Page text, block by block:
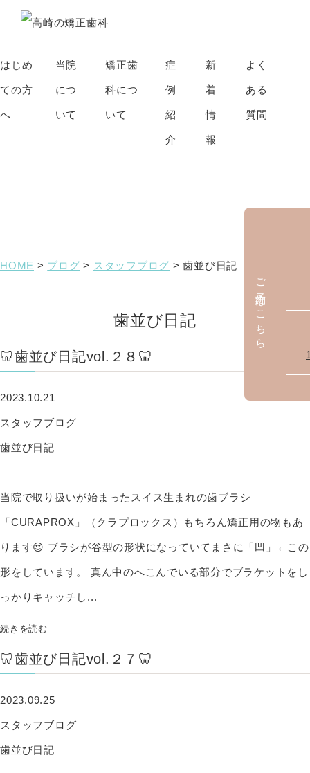
はじめ
ての方
へ
当院
につ
いて
矯正歯
科につ
いて
症
例
紹
介
新
着
情
報
よく
ある
質問
HOME > ブログ > スタッフブログ >歯並び日記
歯並び日記
🦷歯並び日記vol.２８🦷
2023.10.21
スタッフブログ
歯並び日記
当院で取り扱いが始まったスイス生まれの歯ブラシ
「CURAPROX」（クラプロックス）もちろん矯正用の物もあ
ります😍 ブラシが谷型の形状になっていてまさに「凹」←この
形をしています。 真ん中のへこんでいる部分でブラケットをし
っかりキャッチし...
続きを読む
🦷歯並び日記vol.２７🦷
2023.09.25
スタッフブログ
歯並び日記
ご予約はこちら